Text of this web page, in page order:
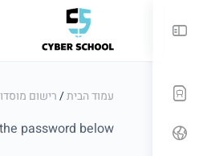
עמוד הבית/רישום
password below.